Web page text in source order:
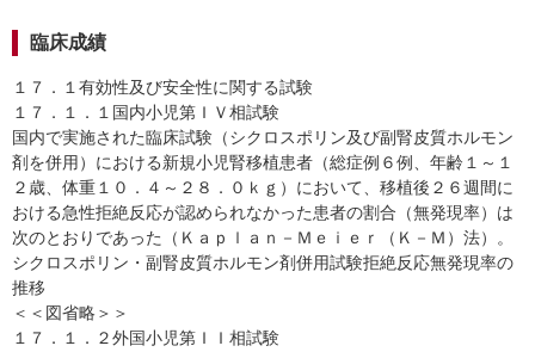
臨床成績
１７．１有効性及び安全性に関する試験
１７．１．１国内小児第ＩＶ相試験
国内で実施された臨床試験（シクロスポリン及び副腎皮質ホルモン
剤を併用）における新規小児腎移植患者（総症例６例、年齢１～１
２歳、体重１０．４～２８．０ｋｇ）において、移植後２６週間に
おける急性拒絶反応が認められなかった患者の割合（無発現率）は
次のとおりであった（Ｋａｐｌａｎ－Ｍｅｉｅｒ（Ｋ－Ｍ）法）。
シクロスポリン・副腎皮質ホルモン剤併用試験拒絶反応無発現率の
推移
＜＜図省略＞＞
１７．１．２外国小児第ＩＩ相試験